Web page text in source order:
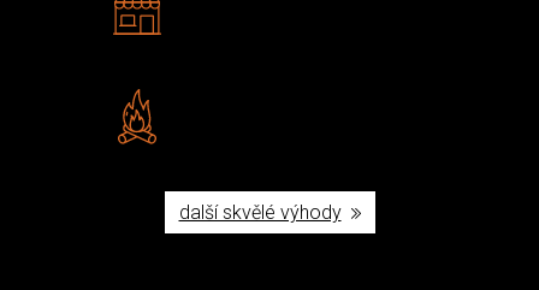
další skvělé výhody